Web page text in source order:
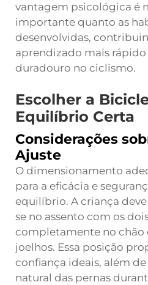
vantagem psicológica é
importante quanto as
desenvolvidas,
aprendizado mais
duradouro no ciclismo.
Escolher a
Equilíbrio Certa
Considerações
Ajuste
O dimensionamento
para a eficácia e
equilíbrio. A criança
se no assento com os
completamente no chão
joelhos. Essa posição
confiança ideais, além
natural das pernas